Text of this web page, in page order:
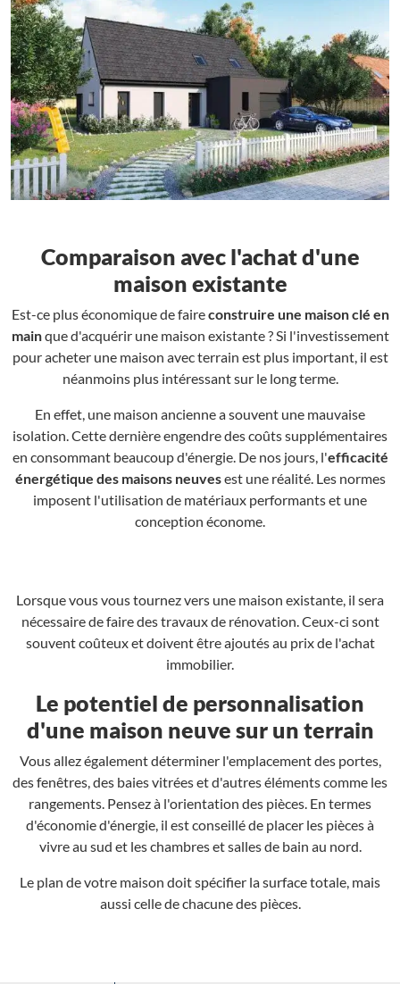
Comparaison avec l'achat d'une
maison existante
Est-ce plus économique de faireconstruire une maison clé en
mainque d'acquérir une maison existante ? Si l'investissement
pour acheter une maison avec terrain est plus important, il est
néanmoins plus intéressant sur le long terme.
En effet, une maison ancienne a souvent une mauvaise
isolation. Cette dernière engendre des coûts supplémentaires
en consommant beaucoup d'énergie. De nos jours, l'efficacité
énergétique des maisons neuvesest une réalité. Les normes
imposent l'utilisation de matériaux performants et une
conception économe.
Lorsque vous vous tournez vers une maison existante, il sera
nécessaire de faire des travaux de rénovation. Ceux-ci sont
souvent coûteux et doivent être ajoutés au prix de l'achat
immobilier.
Le potentiel de personnalisation
d'une maison neuve sur un terrain
Vous allez également déterminer l'emplacement des portes,
des fenêtres, des baies vitrées et d'autres éléments comme les
rangements. Pensez à l'orientation des pièces. En termes
d'économie d'énergie, il est conseillé de placer les pièces à
vivre au sud et les chambres et salles de bain au nord.
Le plan de votre maison doit spécifier la surface totale, mais
aussi celle de chacune des pièces.